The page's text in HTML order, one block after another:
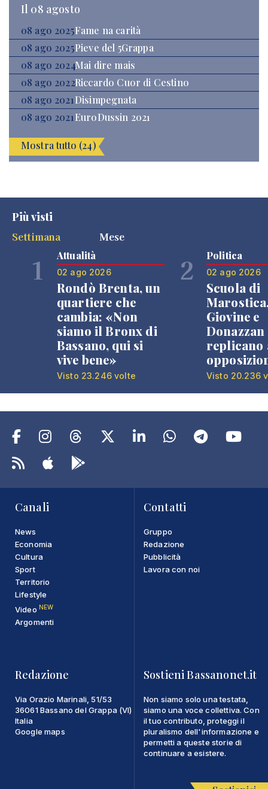
Il 08 agosto
08 ago 2025Fame na carità
08 ago 2025Pieve del 5Grappa
08 ago 2024Mai dire mais
08 ago 2022Riccardo Cuor di Cestino
08 ago 2021Disimpegnata
08 ago 2021EuroDussin 2021
Mostra tutto (24)
Più visti
Settimana
Mese
1 Attualità
02 ago 2026
Rondò Brenta, un
quartiere che
cambia: «Non
siamo il Bronx di
Bassano, qui si
vive bene»
Visto 23.246 volte
2 Politica
02 ago 2026
Scuola di
Giovine e
Donazzan
replicano
Visto 20.236
Canali
News
Economia
Cultura
Sport
Territorio
Lifestyle
Video NEW
Argomenti
Contatti
Gruppo
Redazione
Pubblicità
Lavora con noi
Redazione
Via Orazio Marinali, 51/53
36061 Bassano del Grappa (VI)
Italia
Google maps
Sostieni Bassanonet.it
Non siamo solo una testata,
siamo una voce collettiva. Con
il tuo contributo, proteggi il
pluralismo dell'informazione e
permetti a queste storie di
continuare a esistere.